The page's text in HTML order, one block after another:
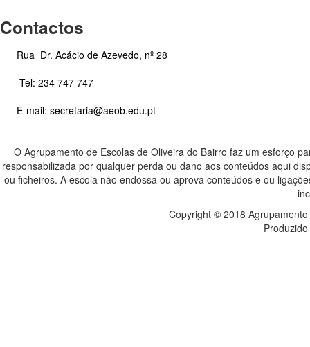
Contactos
Rua Dr. Acácio de Azevedo, nº 28
Tel: 234 747 747
E-mail: secretaria@aeob.edu.pt
O Agrupamento de Escolas de Oliveira do Bairro faz um esforço
responsabilizada por qualquer perda ou dano aos conteúdos aqui
ou ficheiros. A escola não endossa ou aprova conteúdos e ou
Copyright © 2018